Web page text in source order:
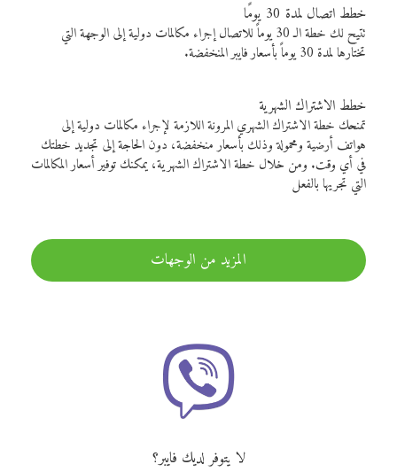
خطط اتصال لمدة 30 يومًا
تتيح لك خطة الـ 30 يوماً للاتصال إجراء مكالمات دولية إلى الوجهة التي
تختارها لمدة 30 يوماً بأسعار فايبر المنخفضة.
خطط الاشتراك الشهرية
تمنحك خطة الاشتراك الشهري المرونة اللازمة لإجراء مكالمات دولية إلى
هواتف أرضية ومحمولة وذلك بأسعار منخفضة، دون الحاجة إلى تجديد خطتك
في أي وقت. ومن خلال خطة الاشتراك الشهرية، يمكنك توفير أسعار المكالمات
التي تجريها بالفعل
المزيد من الوجهات
لا يتوفر لديك فايبر؟